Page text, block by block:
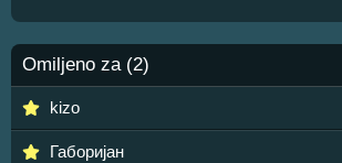
Omiljeno za (2)
kizo
Габоријан